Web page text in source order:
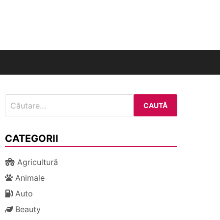
după:
CATEGORII
Agricultură
Animale
Auto
Beauty